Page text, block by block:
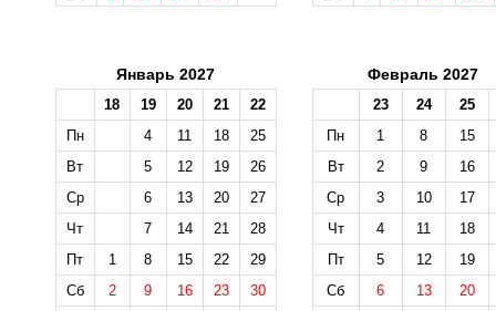
Январь 2027
18 19 20 21
22
Пн
4 11 18
25
Вт
5 12 19
26
Ср
6 13 20
27
Чт
7 14 21
28
Пт
1 8 15 22
29
Сб
2 9 16 23
30
Февраль 2027
23 24
25
Пн
1 8
15
Вт
2 9
16
Ср
3 10
17
Чт
4 11
18
Пт
5 12
19
Сб
6 13
20